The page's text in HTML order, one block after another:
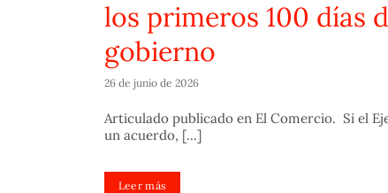
los primeros 100 días
gobierno
26 de junio de 2026
Articulado publicado en El Comercio. Si el
un acuerdo, [...]
Leer más